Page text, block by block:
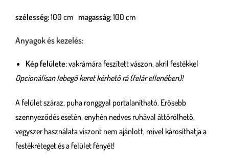
szélesség:100 cm magasság:100 cm
Anyagok és kezelés:
Kép felülete: vakrámára feszített vászon, akril festékkel
Opcionálisan lebegő keret kérhető rá (felár ellenében)!
A felület száraz, puha ronggyal portalanítható. Erősebb
szennyeződés esetén, enyhén nedves ruhával áttörölhető,
vegyszer használata viszont nem ajánlott, mivel károsíthatja a
festékréteget és a felület fényét!